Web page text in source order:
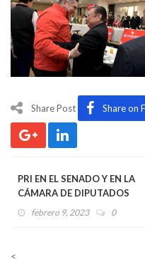
Share Post Share on
PRI EN EL SENADO Y EN LA
CÁMARA DE DIPUTADOS
TRABAJARÁN UNIDOS POR
febrero 9, 2023 0
<